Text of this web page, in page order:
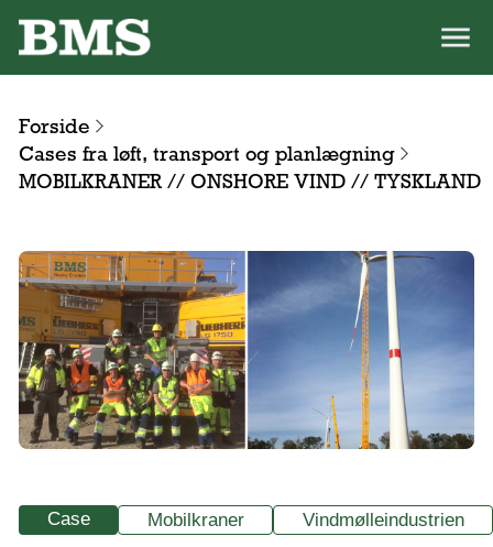
Forside
Cases fra løft, transport og planlægning
MOBILKRANER // ONSHORE VIND // TYSKLAND
Case Mobilkraner Vindmølleindustrien